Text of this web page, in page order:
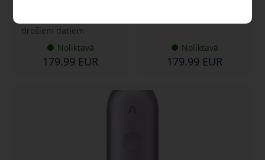
drošiem datiem
Noliktavā
179.99 EUR
Noliktavā
179.99 EUR